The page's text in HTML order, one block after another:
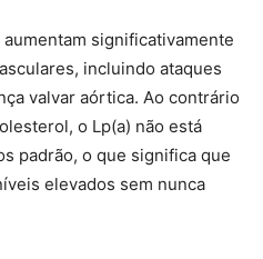
significativamente
incluindo ataques
valvar aórtica. Ao contrário
o Lp(a) não está
padrão, o que significa que
elevados sem nunca